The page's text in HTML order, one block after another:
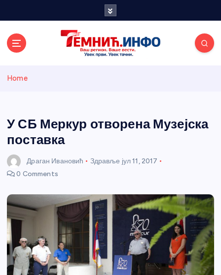
и портал
Home
У СБ Меркур отворена Музејска
поставка
Драган Ивановић Здравље јул 11, 2017
0 Comments